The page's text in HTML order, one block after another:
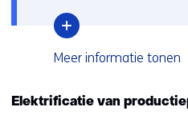
Meer informatie over
tonen
Elektrificatie van